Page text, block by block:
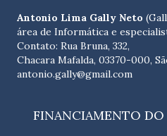
Antonio Lima Gally Neto
área de Informática e
Contato: Rua Bruna, 332,
Chacara Mafalda, 03370-000,
antonio.gally@gmail.com
FINANCIAMENTO